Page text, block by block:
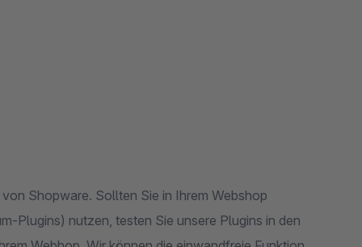
Shopware. Sollten Sie in Ihrem Webshop
Plugins) nutzen, testen Sie unsere Plugins in den